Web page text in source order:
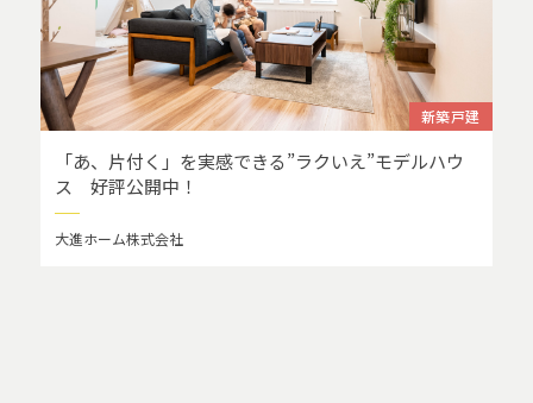
新築戸建
「あ、片付く」を実感できる”ラクいえ”モデルハウ
ス 好評公開中！
大進ホーム株式会社